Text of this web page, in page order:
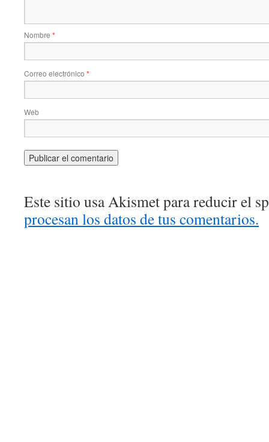
Nombre *
Correo electrónico *
Web
Este sitio usa Akismet para reducir el
procesan los datos de tus comentarios.